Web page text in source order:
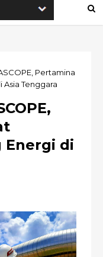
Pertamina
Tenggara
Energi di